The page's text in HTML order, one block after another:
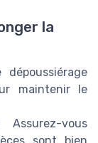
la
dépoussiérage
maintenir le
vous